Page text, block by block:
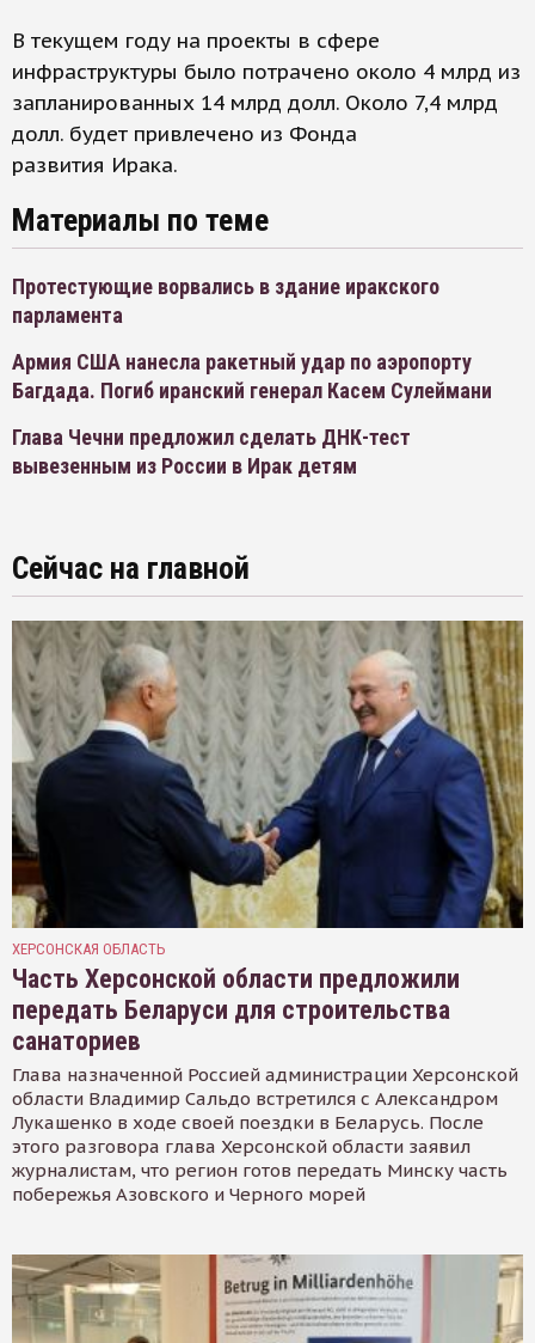
В текущем году на проекты в сфере
инфраструктуры было потрачено около 4 млрд из
запланированных 14 млрд долл. Около 7,4 млрд
долл. будет привлечено из Фонда
развития Ирака.
Материалы по теме
Протестующие ворвались в здание иракского
парламента
Армия США нанесла ракетный удар по аэропорту
Багдада. Погиб иранский генерал Касем Сулеймани
Глава Чечни предложил сделать ДНК-тест
вывезенным из России в Ирак детям
Сейчас на главной
ХЕРСОНСКАЯ ОБЛАСТЬ
Часть Херсонской области предложили
передать Беларуси для строительства
санаториев
Глава назначенной Россией администрации Херсонской
области Владимир Сальдо встретился с Александром
Лукашенко в ходе своей поездки в Беларусь. После
этого разговора глава Херсонской области заявил
журналистам, что регион готов передать Минску часть
побережья Азовского и Черного морей